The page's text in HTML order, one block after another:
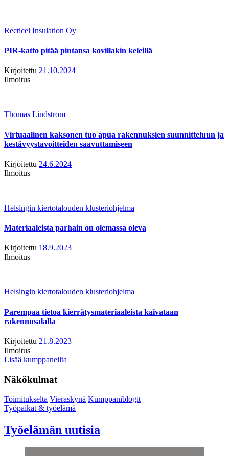
Recticel Insulation Oy
PIR-katto pitää pintansa kovillakin keleillä
Kirjoitettu 21.10.2024
Ilmoitus
Thomas Lindstrom
Virtuaalinen kaksonen tuo apua rakennuksien suunnitteluun ja
kestävyystavoitteiden saavuttamiseen
Kirjoitettu 24.6.2024
Ilmoitus
Helsingin kiertotalouden klusteriohjelma
Materiaaleista parhain on olemassa oleva
Kirjoitettu 18.9.2023
Ilmoitus
Helsingin kiertotalouden klusteriohjelma
Parempaa tietoa kierrätysmateriaaleista kaivataan
rakennusalalla
Kirjoitettu 21.8.2023
Ilmoitus
Lisää kumppaneilta
Näkökulmat
Toimitukselta Vieraskynä Kumppaniblogit
Työpaikat & työelämä
Työelämän uutisia